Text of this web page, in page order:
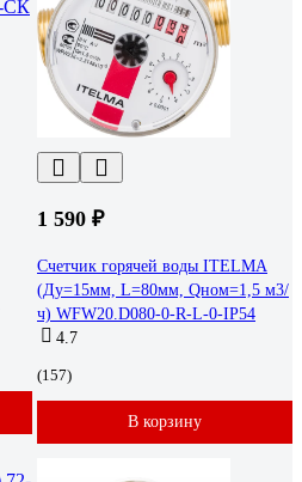
1 590 ₽
Счетчик горячей воды ITELMA
(Ду=15мм, L=80мм, Qном=1,5 м3/
ч) WFW20.D080-0-R-L-0-IP54
4.7
(157)
В корзину